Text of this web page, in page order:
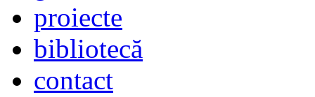
proiecte
bibliotecă
contact